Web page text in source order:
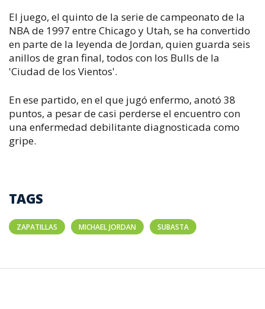
El juego, el quinto de la serie de campeonato de la
NBA de 1997 entre Chicago y Utah, se ha convertido
en parte de la leyenda de Jordan, quien guarda seis
anillos de gran final, todos con los Bulls de la
'Ciudad de los Vientos'.
En ese partido, en el que jugó enfermo, anotó 38
puntos, a pesar de casi perderse el encuentro con
una enfermedad debilitante diagnosticada como
gripe.
TAGS
ZAPATILLAS MICHAEL JORDAN SUBASTA